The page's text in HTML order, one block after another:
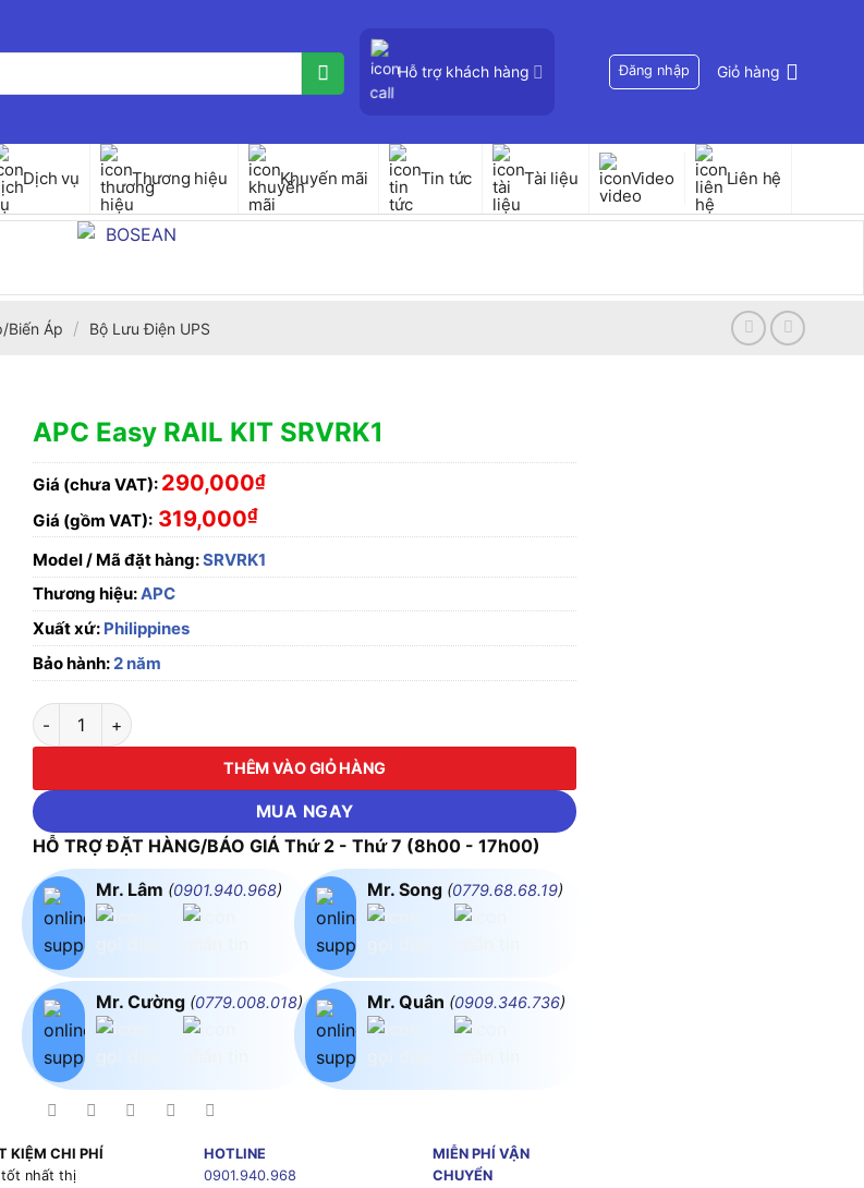
Hỗ trợ khách hàng Đăng nhập Giỏ hàng
Dịch vụ Thương hiệu Khuyến mãi Tin tức Tài liệu Video Liên hệ
Biến Áp / Bộ Lưu Điện UPS
APC Easy RAIL KIT SRVRK1
Giá (chưa VAT): 290,000₫
Giá (gồm VAT): 319,000₫
Model / Mã đặt hàng:SRVRK1
Thương hiệu:APC
Xuất xứ: Philippines
Bảo hành:2 năm
APC Easy RAIL KIT SRVRK1 số lượng
THÊM VÀO GIỎ HÀNG
MUA NGAY
HỖ TRỢ ĐẶT HÀNG/BÁO GIÁ Thứ 2 - Thứ 7 (8h00 - 17h00)
Mr. Lâm (0901.940.968)
Mr. Cường (0779.008.018)
Mr. Song (0779.68.68.19)
Mr. Quân (0909.346.736)
KIỆM CHI PHÍ
tốt nhất thị
HOTLINE
0901.940.968
MIỄN PHÍ VẬN
CHUYỂN